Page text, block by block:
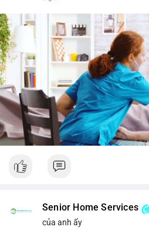
Senior Home Services
của anh ấy